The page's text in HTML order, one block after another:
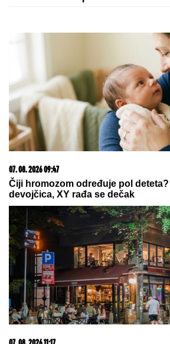
EVO KOLIKO
DRAGAN
pitanju, a Jovana
VREMENSKI
SRBIJI:Stižu
grmljavinom u
zemlje, a onda
stepeni - RHMZ
BATUT UPOZORAVA GRAĐANE:
prenesu opasne bolesti, evo
BIVŠI RIJALITI
U KOJU SU
Sagradili vilu na